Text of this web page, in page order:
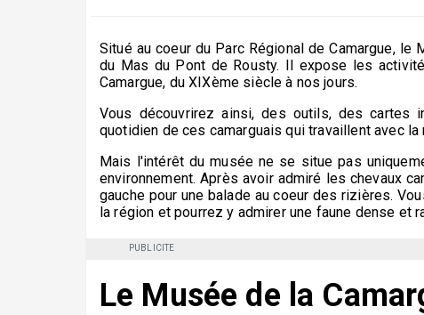
Situé au coeur du Parc Régional de Camargue,
du Mas du Pont de Rousty. Il expose les
Camargue, du XIXème siècle à nos jours.
Vous découvrirez ainsi, des outils, des cartes
quotidien de ces camarguais qui travaillent avec la
Mais l'intérêt du musée ne se situe pas
environnement. Après avoir admiré les chevaux
gauche pour une balade au coeur des rizières.
la région et pourrez y admirer une faune dense et
PUBLICITE
Le Musée de la